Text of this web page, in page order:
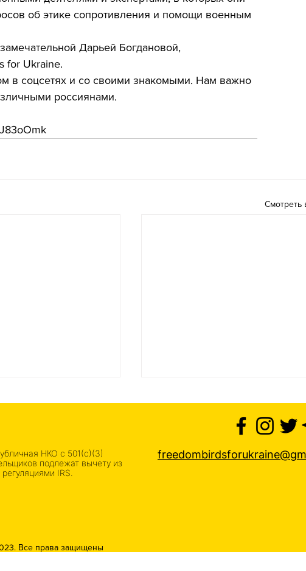
об этике сопротивления и помощи военным
Дарьей Богдановой,
for Ukraine.
в соцсетях и со своими знакомыми. Нам важно
россиянами.
Смотреть
НКО с 501(c)(3)
подлежат вычету из
IRS.
Все права защищены